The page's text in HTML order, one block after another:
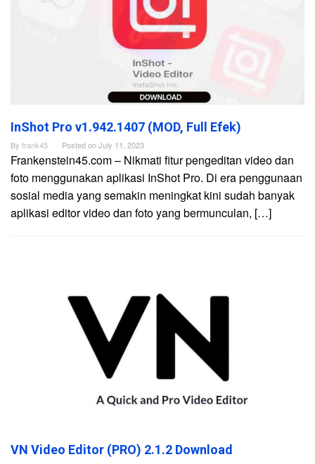
InShot Pro v1.942.1407 (MOD, Full Efek)
By frank45 Posted onJuly 11, 2023
Frankenstein45.com – Nikmati fitur pengeditan video dan
foto menggunakan aplikasi InShot Pro. Di era penggunaan
sosial media yang semakin meningkat kini sudah banyak
aplikasi editor video dan foto yang bermunculan, […]
VN Video Editor (PRO) 2.1.2 Download